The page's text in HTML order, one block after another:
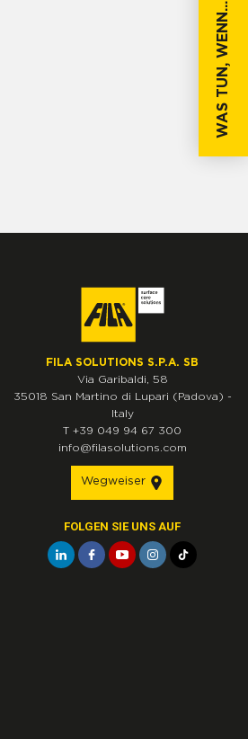
WAS TUN, WENN...
FILA SOLUTIONS S.P.A. SB
Via Garibaldi, 58
35018 San Martino di Lupari (Padova) -
Italy
T +39 049 94 67 300
info@filasolutions.com
Wegweiser
FOLGEN SIE UNS AUF